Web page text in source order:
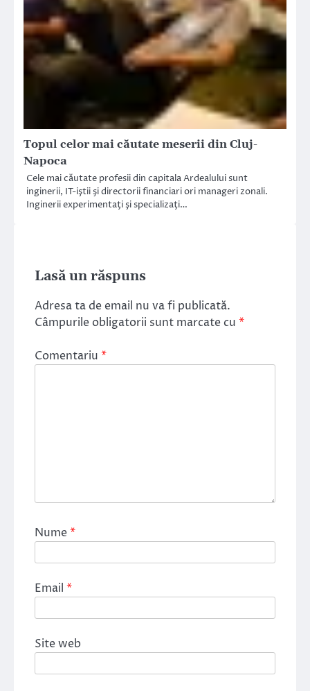
Topul celor mai căutate meserii din Cluj-
Napoca
Cele mai căutate profesii din capitala Ardealului sunt
inginerii, IT-iştii şi directorii financiari ori manageri zonali.
Inginerii experimentaţi şi specializaţi…
Lasă un răspuns
Adresa ta de email nu va fi publicată.
Câmpurile obligatorii sunt marcate cu *
Comentariu *
Nume*
Email *
Site web